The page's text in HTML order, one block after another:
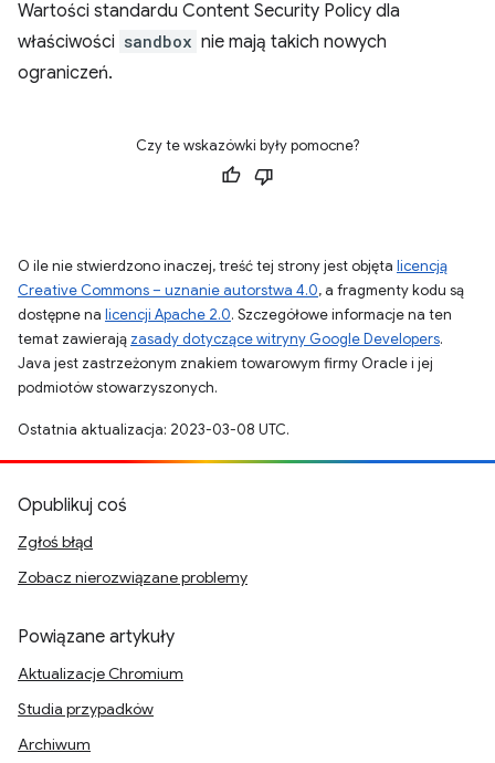
Wartości standardu Content Security Policy dla
właściwości sandbox nie mają takich nowych
ograniczeń.
Czy te wskazówki były pomocne?
O ile nie stwierdzono inaczej, treść tej strony jest objęta licencją
Creative Commons – uznanie autorstwa 4.0, a fragmenty kodu są
dostępne na licencji Apache 2.0. Szczegółowe informacje na ten
temat zawierają zasady dotyczące witryny Google Developers.
Java jest zastrzeżonym znakiem towarowym firmy Oracle i jej
podmiotów stowarzyszonych.
Ostatnia aktualizacja: 2023-03-08 UTC.
Opublikuj coś
Zgłoś błąd
Zobacz nierozwiązane problemy
Powiązane artykuły
Aktualizacje Chromium
Studia przypadków
Archiwum